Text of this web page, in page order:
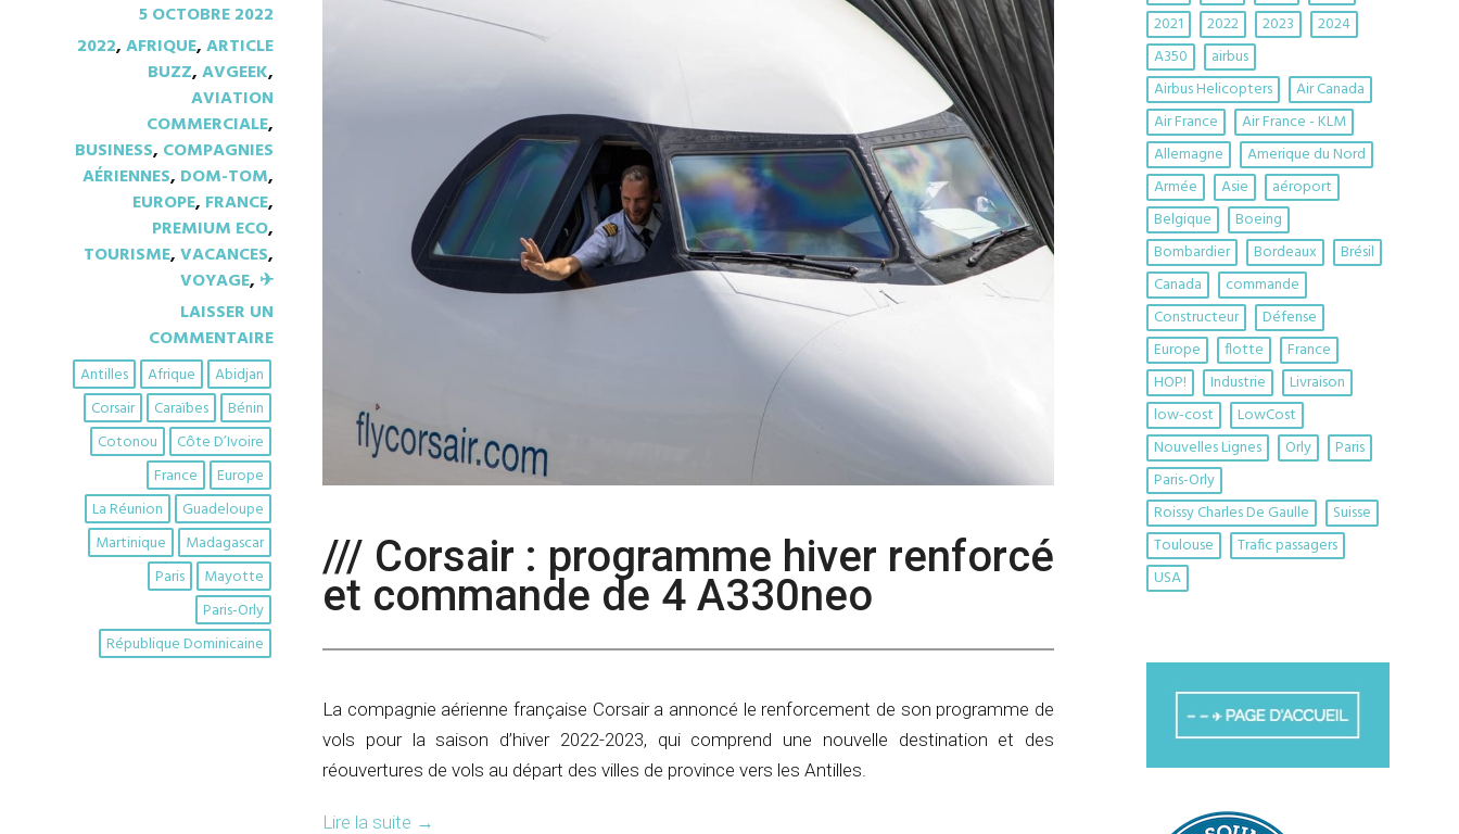
5 OCTOBRE 2022
2022,AFRIQUE,ARTICLE
BUZZ,AVGEEK,
AVIATION
COMMERCIALE,
BUSINESS, COMPAGNIES
AÉRIENNES, DOM-TOM,
EUROPE, FRANCE,
PREMIUM ECO,
TOURISME,VACANCES,
VOYAGE, ✈︎
LAISSER UN
COMMENTAIRE
Abidjan
Afrique
Antilles
Bénin
Caraïbes
Corsair
Côte D’Ivoire
Cotonou
Europe
France
Guadeloupe
La Réunion
Madagascar
Martinique
Mayotte
Paris
Paris-Orly
République Dominicaine
/// Corsair : programme hiver renforcé
et commande de 4 A330neo
La compagnie aérienne française Corsair a annoncé le renforcement de son programme de
vols pour la saison d’hiver 2022-2023, qui comprend une nouvelle destination et des
réouvertures de vols au départ des villes de province vers les Antilles.
Lire la suite →
2021
2022 2023
2024
A350
airbus
Airbus Helicopters
Air Canada
Air France
Air France - KLM
Allemagne
Amerique du Nord
Armée
Asie
aéroport
Belgique
Boeing
Bombardier
Bordeaux
Brésil
Canada
commande
Constructeur
Défense
Europe
flotte
France
HOP!
Industrie
Livraison
low-cost
LowCost
Nouvelles Lignes
Orly
Paris
Paris-Orly
Roissy Charles De Gaulle
Suisse
Toulouse
Trafic passagers
USA